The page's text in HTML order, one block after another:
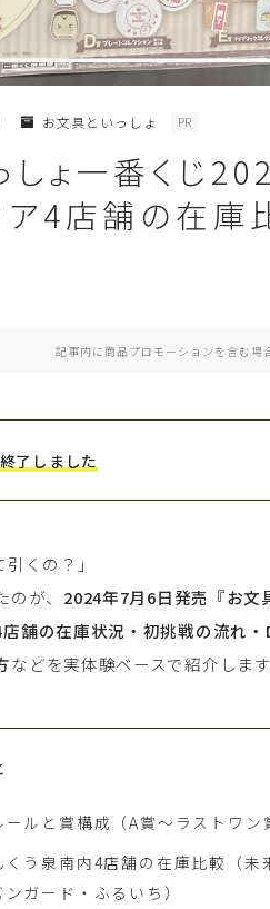
お文具といっしょ PR
しょ一番くじ
ア4店舗の在庫
記事内に商品プロモーションを含む場
了しました
くの？」
が、 2024年7月6日発売『お文
舗の在庫状況・初挑戦の流れ
などを実体験ベースで紹介します
ルと賞構成（A賞〜ラストワン
う泉南内4店舗の在庫比較（
ガード・ふるいち）